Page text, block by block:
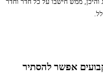
ממש חישבו על כל חדר וחדר
אפשר להסתיר